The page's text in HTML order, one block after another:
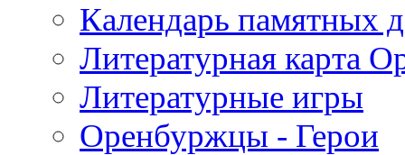
Календарь памятных
Литературная карта
Литературные игры
Оренбуржцы - Герои